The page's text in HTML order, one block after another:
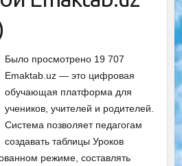
Было просмотрено 19 707
Emaktab.uz — это цифровая
обучающая платформа для
учеников, учителей и родителей.
Система позволяет педагогам
создавать таблицы Уроков
режиме, составлять